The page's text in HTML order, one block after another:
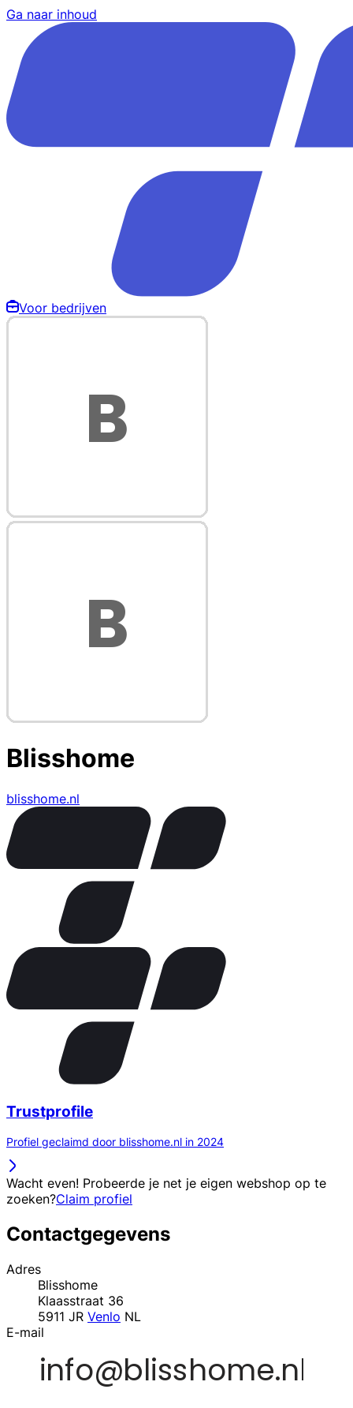
Ga naar inhoud
Voor bedrijven
Blisshome
blisshome.nl
Trustprofile
Profiel geclaimd door blisshome.nl in 2024
Wacht even! Probeerde je net je eigen webshop op te
zoeken?Claim profiel
Contactgegevens
Adres
Blisshome
Klaasstraat 36
5911 JR Venlo NL
E-mail